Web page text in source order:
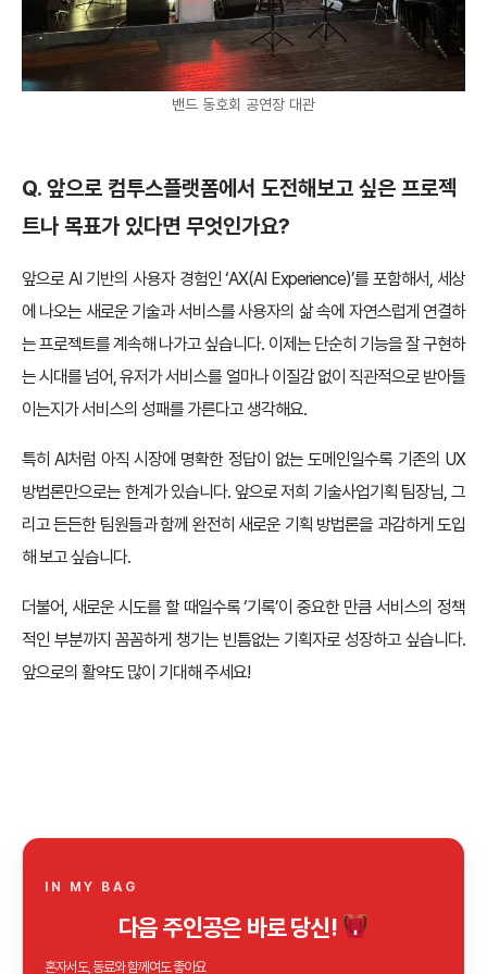
밴드 동호회 공연장 대관
Q. 앞으로 컴투스플랫폼에서 도전해보고 싶은 프로젝
트나 목표가 있다면 무엇인가요?
앞으로 AI 기반의 사용자 경험인 ‘AX(AI Experience)’를 포함해서, 세상
에 나오는 새로운 기술과 서비스를 사용자의 삶 속에 자연스럽게 연결하
는 프로젝트를 계속해 나가고 싶습니다. 이제는 단순히 기능을 잘 구현하
는 시대를 넘어, 유저가 서비스를 얼마나 이질감 없이 직관적으로 받아들
이는지가 서비스의 성패를 가른다고 생각해요.
특히 AI처럼 아직 시장에 명확한 정답이 없는 도메인일수록 기존의 UX
방법론만으로는 한계가 있습니다. 앞으로 저희 기술사업기획 팀장님, 그
리고 든든한 팀원들과 함께 완전히 새로운 기획 방법론을 과감하게 도입
해 보고 싶습니다.
더불어, 새로운 시도를 할 때일수록 ‘기록’이 중요한 만큼 서비스의 정책
적인 부분까지 꼼꼼하게 챙기는 빈틈없는 기획자로 성장하고 싶습니다.
앞으로의 활약도 많이 기대해 주세요!
IN MY BAG
다음 주인공은 바로 당신!
혼자서도, 동료와 함께여도 좋아요